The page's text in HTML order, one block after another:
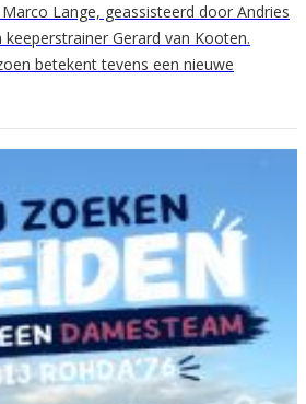
Lange, geassisteerd door Andries
keeperstrainer Gerard van Kooten.
betekent tevens een nieuwe